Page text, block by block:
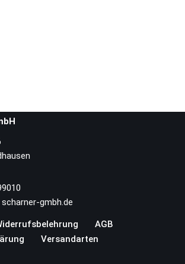
gmbh.de
AGB
Versandarten